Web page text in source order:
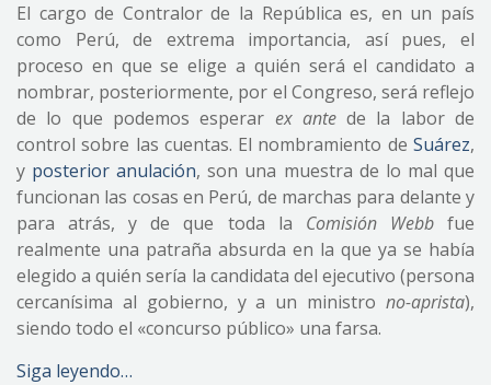
El cargo de Contralor de la República es, en un país
como Perú, de extrema importancia, así pues, el
proceso en que se elige a quién será el candidato a
nombrar, posteriormente, por el Congreso, será reflejo
de lo que podemos esperar ex antede la labor de
control sobre las cuentas. El nombramiento de Suárez,
y posterior anulación, son una muestra de lo mal que
funcionan las cosas en Perú, de marchas para delante y
para atrás, y de que toda la Comisión Webbfue
realmente una patraña absurda en la que ya se había
elegido a quién sería la candidata del ejecutivo (persona
cercanísima al gobierno, y a un ministro no-aprista),
siendo todo el «concurso público» una farsa.
Siga leyendo…